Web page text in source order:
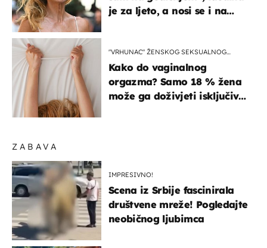
ZABAVA
IMPRESIVNO!
Scena iz Srbije fascinirala
društvene mreže! Pogledajte
neobičnog ljubimca
je za ljeto, a nosi se i na
"VRHUNAC" ŽENSKOG SEKSUALNOG
Kako do vaginalnog
orgazma? Samo 18 % žena
može ga doživjeti isključivo